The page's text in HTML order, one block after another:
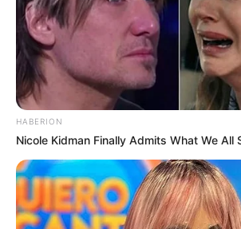
Nama Lengkap: Jakob Kasimir Hellrigl
Nama Panggung: Candy Ken
Nama Panggilan: Ken
Tempat, Tanggal Lahir: Bregenz, Austria,
Kewarganegaraan: Austria
Pendidikan: SMA Wenatchee
Agama: –
Tinggi: 170 cm
HABERION
Nicole Kidman Finally Admits What We All